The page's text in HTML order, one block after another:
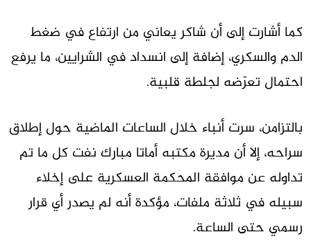
كما أشارت إلى أن شاكر يعاني من ارتفاع في ضغط
الدم والسكري، إضافة إلى انسداد في الشرايين، ما يرفع
احتمال تعرّضه لجلطة قلبية.
بالتزامن، سرت أنباء خلال الساعات الماضية حول إطلاق
سراحه، إلا أن مديرة مكتبه أماتا مبارك نفت كل ما تم
تداوله عن موافقة المحكمة العسكرية على إخلاء
سبيله في ثلاثة ملفات، مؤكدة أنه لم يصدر أي قرار
رسمي حتى الساعة.